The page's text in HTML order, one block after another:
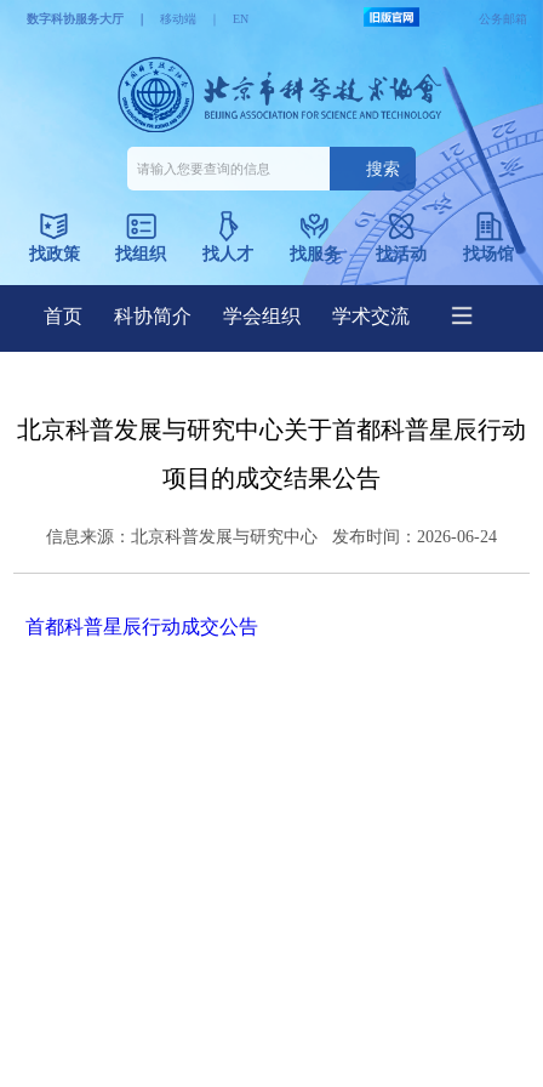
北京科普发展与研究中心关于首都科普星辰行动
项目的成交结果公告
信息来源： 北京科普发展与研究中心 发布时间：2026-06-24
首都科普星辰行动成交公告